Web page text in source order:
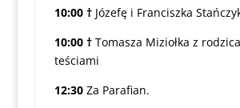
10:00 † Józefę i Franciszka
10:00 † Tomasza Miziołka z
teściami
12:30 Za Parafian.